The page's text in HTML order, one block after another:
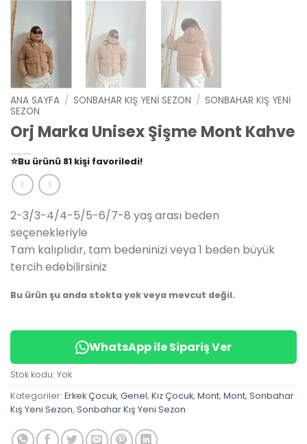
ANA SAYFA / SONBAHAR KIŞ YENI SEZON / SONBAHAR KIŞ YENI
SEZON
Orj Marka Unisex Şişme Mont Kahve
⭐️Bu ürünü 81 kişi favoriledi!
🛒39 kişisepetine ekledi!
✅ Bugün 14 adet
2-3/3-4/4-5/5-6/7-8 yaş arası beden
seçenekleriyle
Tam kalıplıdır, tam bedeninizi veya 1 beden büyük
tercih edebilirsiniz
Bu ürün şu anda stokta yok veya mevcut değil.
WhatsApp ile Sipariş Ver
Stok kodu: Yok
Kategoriler: Erkek Çocuk, Genel, Kız Çocuk, Mont, Mont, Sonbahar
Kış Yeni Sezon, Sonbahar Kış Yeni Sezon